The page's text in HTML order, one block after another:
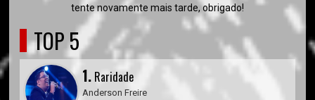
tente novamente mais tarde, obrigado!
TOP 5
1. Raridade
Anderson Freire